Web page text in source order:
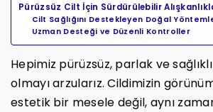
Pürüzsüz Cilt İçin Sürdürülebilir
Cilt Sağlığını Destekleyen Doğal
Uzman Desteği ve Düzenli Kontroller
Hepimiz pürüzsüz, parlak ve
olmayı arzularız. Cildimizin
estetik bir mesele değil, aynı